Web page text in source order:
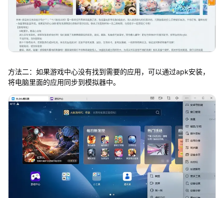
方法二：如果游戏中心没有找到需要的应用，可以通过apk安装，
将电脑里面的应用同步到模拟器中。